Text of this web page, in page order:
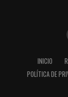
INICIO
POLÍTICA DE